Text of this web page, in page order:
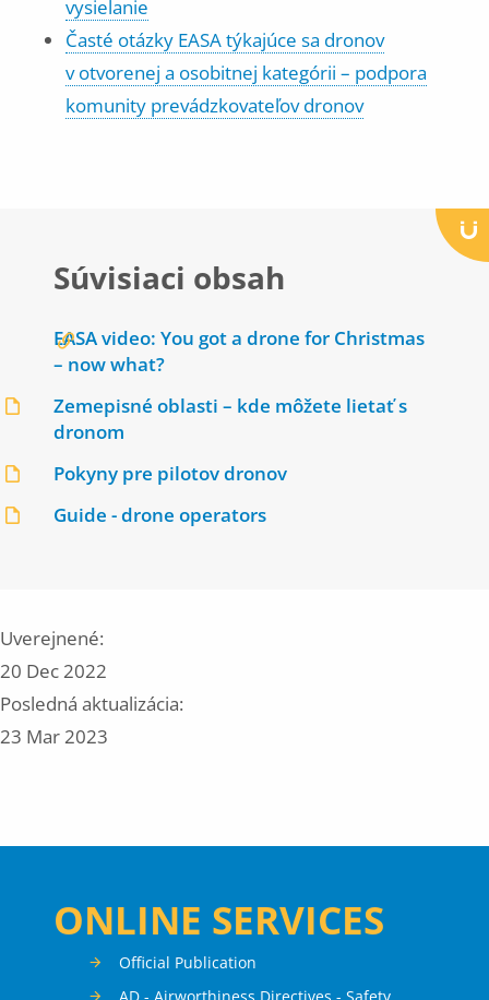
vysielanie
Časté otázky EASA týkajúce sa dronov
v otvorenej a osobitnej kategórii – podpora
komunity prevádzkovateľov dronov
Súvisiaci obsah
EASA video: You got a drone for Christmas
– now what?
Zemepisné oblasti – kde môžete lietať s
dronom
Pokyny pre pilotov dronov
Guide - drone operators
Uverejnené:
20 Dec 2022
Posledná aktualizácia:
23 Mar 2023
ONLINE SERVICES
Official Publication
AD - Airworthiness Directives - Safety